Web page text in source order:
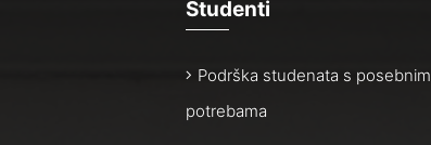
Studenti
Podrška studenata s posebnim
potrebama